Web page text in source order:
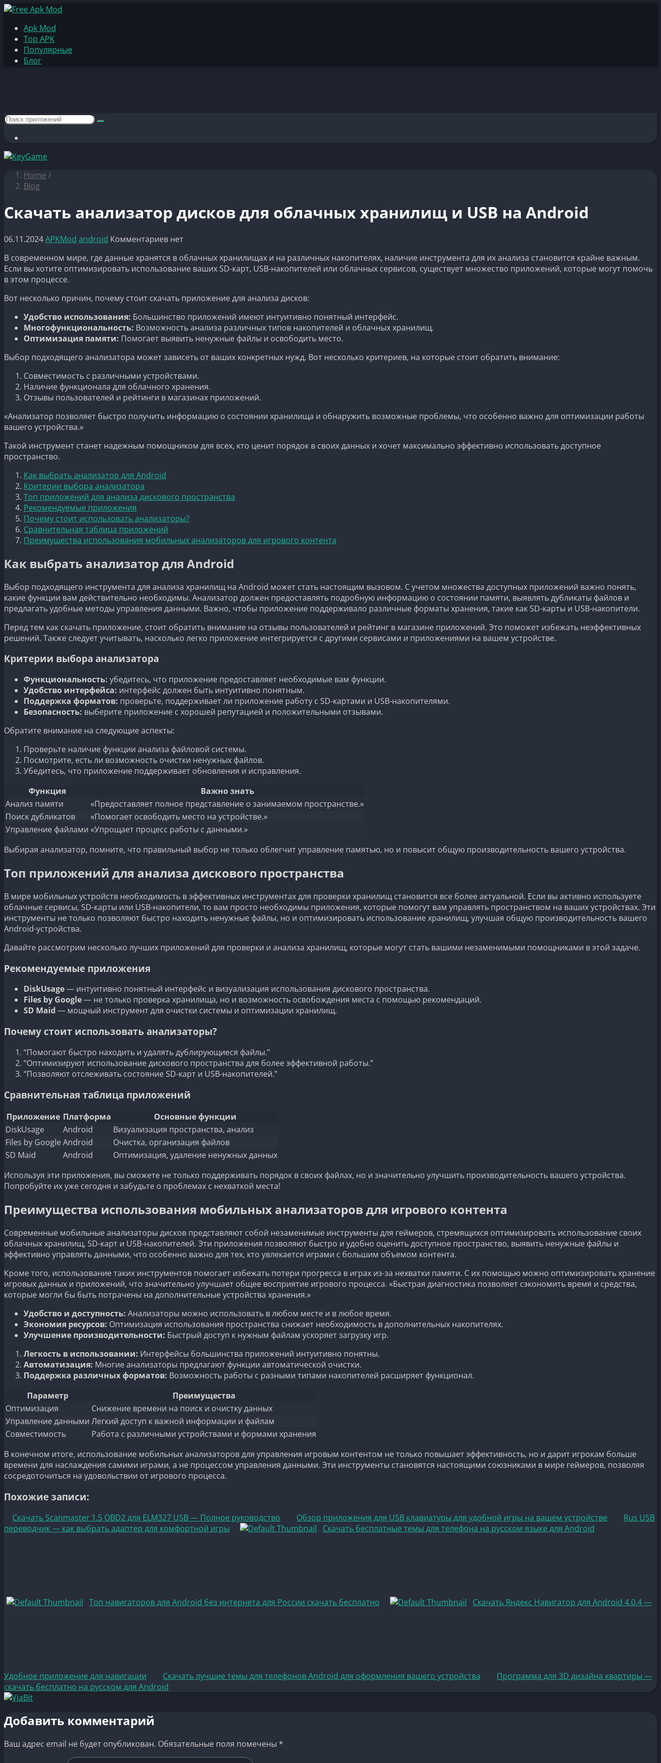
Apk Mod
Top APK
Популярные
Блог
Home /
Blog
Скачать анализатор дисков для облачных хранилищ и USB на Android
06.11.2024APKMod android Комментариев нет
В современном мире, где данные хранятся в облачных хранилищах и на различных накопителях, наличие инструмента для их анализа становится крайне важным.
Если вы хотите оптимизировать использование ваших SD-карт, USB-накопителей или облачных сервисов, существует множество приложений, которые могут помочь
в этом процессе.
Вот несколько причин, почему стоит скачать приложение для анализа дисков:
Удобство использования: Большинство приложений имеют интуитивно понятный интерфейс.
Многофункциональность: Возможность анализа различных типов накопителей и облачных хранилищ.
Оптимизация памяти: Помогает выявить ненужные файлы и освободить место.
Выбор подходящего анализатора может зависеть от ваших конкретных нужд. Вот несколько критериев, на которые стоит обратить внимание:
Совместимость с различными устройствами.
Наличие функционала для облачного хранения.
Отзывы пользователей и рейтинги в магазинах приложений.
«Анализатор позволяет быстро получить информацию о состоянии хранилища и обнаружить возможные проблемы, что особенно важно для оптимизации работы
вашего устройства.»
Такой инструмент станет надежным помощником для всех, кто ценит порядок в своих данных и хочет максимально эффективно использовать доступное
пространство.
Как выбрать анализатор для Android
Критерии выбора анализатора
Топ приложений для анализа дискового пространства
Рекомендуемые приложения
Почему стоит использовать анализаторы?
Сравнительная таблица приложений
Преимущества использования мобильных анализаторов для игрового контента
Как выбрать анализатор для Android
Выбор подходящего инструмента для анализа хранилищ на Android может стать настоящим вызовом. С учетом множества доступных приложений важно понять,
какие функции вам действительно необходимы. Анализатор должен предоставлять подробную информацию о состоянии памяти, выявлять дубликаты файлов и
предлагать удобные методы управления данными. Важно, чтобы приложение поддерживало различные форматы хранения, такие как SD-карты и USB-накопители.
Перед тем как скачать приложение, стоит обратить внимание на отзывы пользователей и рейтинг в магазине приложений. Это поможет избежать неэффективных
решений. Также следует учитывать, насколько легко приложение интегрируется с другими сервисами и приложениями на вашем устройстве.
Критерии выбора анализатора
Функциональность: убедитесь, что приложение предоставляет необходимые вам функции.
Удобство интерфейса: интерфейс должен быть интуитивно понятным.
Поддержка форматов: проверьте, поддерживает ли приложение работу с SD-картами и USB-накопителями.
Безопасность: выберите приложение с хорошей репутацией и положительными отзывами.
Обратите внимание на следующие аспекты:
Проверьте наличие функции анализа файловой системы.
Посмотрите, есть ли возможность очистки ненужных файлов.
Убедитесь, что приложение поддерживает обновления и исправления.
Функция
Важно знать
Анализ памяти
«Предоставляет полное представление о занимаемом пространстве.»
Поиск дубликатов
«Помогает освободить место на устройстве.»
Управление файлами «Упрощает процесс работы с данными.»
Выбирая анализатор, помните, что правильный выбор не только облегчит управление памятью, но и повысит общую производительность вашего устройства.
Топ приложений для анализа дискового пространства
В мире мобильных устройств необходимость в эффективных инструментах для проверки хранилищ становится все более актуальной. Если вы активно используете
облачные сервисы, SD-карты или USB-накопители, то вам просто необходимы приложения, которые помогут вам управлять пространством на ваших устройствах. Эти
инструменты не только позволяют быстро находить ненужные файлы, но и оптимизировать использование хранилищ, улучшая общую производительность вашего
Android-устройства.
Давайте рассмотрим несколько лучших приложений для проверки и анализа хранилищ, которые могут стать вашими незаменимыми помощниками в этой задаче.
Рекомендуемые приложения
DiskUsage— интуитивно понятный интерфейс и визуализация использования дискового пространства.
Files by Google— не только проверка хранилища, но и возможность освобождения места с помощью рекомендаций.
SD Maid — мощный инструмент для очистки системы и оптимизации хранилищ.
Почему стоит использовать анализаторы?
“Помогают быстро находить и удалять дублирующиеся файлы.”
“Оптимизируют использование дискового пространства для более эффективной работы.”
“Позволяют отслеживать состояние SD-карт и USB-накопителей.”
Сравнительная таблица приложений
Приложение Платформа
Основные функции
DiskUsage
Android
Визуализация пространства, анализ
Files by GoogleAndroid
Очистка, организация файлов
SD Maid
Android
Оптимизация, удаление ненужных данных
Используя эти приложения, вы сможете не только поддерживать порядок в своих файлах, но и значительно улучшить производительность вашего устройства.
Попробуйте их уже сегодня и забудьте о проблемах с нехваткой места!
Преимущества использования мобильных анализаторов для игрового контента
Современные мобильные анализаторы дисков представляют собой незаменимые инструменты для геймеров, стремящихся оптимизировать использование своих
облачных хранилищ, SD-карт и USB-накопителей. Эти приложения позволяют быстро и удобно оценить доступное пространство, выявить ненужные файлы и
эффективно управлять данными, что особенно важно для тех, кто увлекается играми с большим объемом контента.
Кроме того, использование таких инструментов помогает избежать потери прогресса в играх из-за нехватки памяти. С их помощью можно оптимизировать хранение
игровых данных и приложений, что значительно улучшает общее восприятие игрового процесса. «Быстрая диагностика позволяет сэкономить время и средства,
которые могли бы быть потрачены на дополнительные устройства хранения.»
Удобство и доступность: Анализаторы можно использовать в любом месте и в любое время.
Экономия ресурсов: Оптимизация использования пространства снижает необходимость в дополнительных накопителях.
Улучшение производительности: Быстрый доступ к нужным файлам ускоряет загрузку игр.
Легкость в использовании: Интерфейсы большинства приложений интуитивно понятны.
Автоматизация: Многие анализаторы предлагают функции автоматической очистки.
Поддержка различных форматов: Возможность работы с разными типами накопителей расширяет функционал.
Параметр
Преимущества
Оптимизация
Снижение времени на поиск и очистку данных
Управление данными Легкий доступ к важной информации и файлам
Совместимость
Работа с различными устройствами и формами хранения
В конечном итоге, использование мобильных анализаторов для управления игровым контентом не только повышает эффективность, но и дарит игрокам больше
времени для наслаждения самими играми, а не процессом управления данными. Эти инструменты становятся настоящими союзниками в мире геймеров, позволяя
сосредоточиться на удовольствии от игрового процесса.
Похожие записи:
Скачать Scanmaster 1.5 OBD2 для ELM327 USB — Полное руководство Обзор приложения для USB клавиатуры для удобной игры на вашем устройстве
Rus USB
переводчик — как выбрать адаптер для комфортной игры
Скачать бесплатные темы для телефона на русском языке для Android
Топ навигаторов для Android без интернета для России скачать бесплатно Скачать Яндекс Навигатор для Android 4.0.4 —
Удобное приложение для навигации Скачать лучшие темы для телефонов Android для оформления вашего устройства
Программа для 3D дизайна квартиры —
скачать бесплатно на русском для Android
Добавить комментарий
Ваш адрес email не будет опубликован. Обязательные поля помечены *